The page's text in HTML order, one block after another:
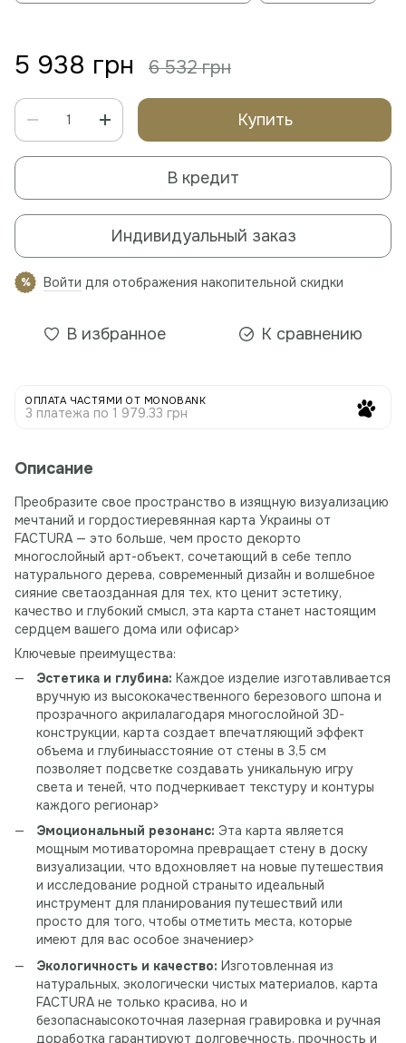
5 938 грн 6 532 грн
Купить
В кредит
Индивидуальный заказ
% Войти для отображения накопительной скидки
В избранное К сравнению
ОПЛАТА ЧАСТЯМИ ОТ MONOBANK
3 платежа по 1 979.33 грн
Описание
Преобразите свое пространство в изящную визуализацию
мечтаний и гордостиеревянная карта Украины от
FACTURA — это больше, чем просто декорто
многослойный арт-объект, сочетающий в себе тепло
натурального дерева, современный дизайн и волшебное
сияние светаозданная для тех, кто ценит эстетику,
качество и глубокий смысл, эта карта станет настоящим
сердцем вашего дома или офисаp>
Ключевые преимущества:
Эстетика и глубина: Каждое изделие изготавливается
вручную из высококачественного березового шпона и
прозрачного акрилалагодаря многослойной 3D-
конструкции, карта создает впечатляющий эффект
объема и глубиныасстояние от стены в 3,5 см
позволяет подсветке создавать уникальную игру
света и теней, что подчеркивает текстуру и контуры
каждого регионаp>
Эмоциональный резонанс: Эта карта является
мощным мотиваторомна превращает стену в доску
визуализации, что вдохновляет на новые путешествия
и исследование родной страныто идеальный
инструмент для планирования путешествий или
просто для того, чтобы отметить места, которые
имеют для вас особое значениеp>
Экологичность и качество: Изготовленная из
натуральных, экологически чистых материалов, карта
FACTURA не только красива, но и
безопаснаысокоточная лазерная гравировка и ручная
доработка гарантируют долговечность, прочность и